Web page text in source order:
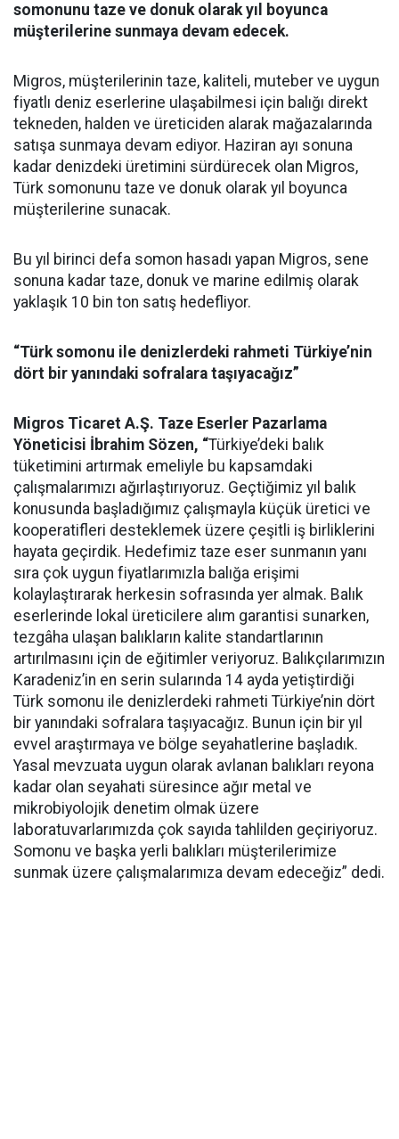
somonunu taze ve donuk olarak yıl boyunca
müşterilerine sunmaya devam edecek.
Migros, müşterilerinin taze, kaliteli, muteber ve uygun
fiyatlı deniz eserlerine ulaşabilmesi için balığı direkt
tekneden, halden ve üreticiden alarak mağazalarında
satışa sunmaya devam ediyor. Haziran ayı sonuna
kadar denizdeki üretimini sürdürecek olan Migros,
Türk somonunu taze ve donuk olarak yıl boyunca
müşterilerine sunacak.
Bu yıl birinci defa somon hasadı yapan Migros, sene
sonuna kadar taze, donuk ve marine edilmiş olarak
yaklaşık 10 bin ton satış hedefliyor.
“Türk somonu ile denizlerdeki rahmeti Türkiye’nin
dört bir yanındaki sofralara taşıyacağız”
Migros Ticaret A.Ş. Taze Eserler Pazarlama
Yöneticisi İbrahim Sözen, “Türkiye’deki balık
tüketimini artırmak emeliyle bu kapsamdaki
çalışmalarımızı ağırlaştırıyoruz. Geçtiğimiz yıl balık
konusunda başladığımız çalışmayla küçük üretici ve
kooperatifleri desteklemek üzere çeşitli iş birliklerini
hayata geçirdik. Hedefimiz taze eser sunmanın yanı
sıra çok uygun fiyatlarımızla balığa erişimi
kolaylaştırarak herkesin sofrasında yer almak. Balık
eserlerinde lokal üreticilere alım garantisi sunarken,
tezgâha ulaşan balıkların kalite standartlarının
artırılmasını için de eğitimler veriyoruz. Balıkçılarımızın
Karadeniz’in en serin sularında 14 ayda yetiştirdiği
Türk somonu ile denizlerdeki rahmeti Türkiye’nin dört
bir yanındaki sofralara taşıyacağız. Bunun için bir yıl
evvel araştırmaya ve bölge seyahatlerine başladık.
Yasal mevzuata uygun olarak avlanan balıkları reyona
kadar olan seyahati süresince ağır metal ve
mikrobiyolojik denetim olmak üzere
laboratuvarlarımızda çok sayıda tahlilden geçiriyoruz.
Somonu ve başka yerli balıkları müşterilerimize
sunmak üzere çalışmalarımıza devam edeceğiz” dedi.